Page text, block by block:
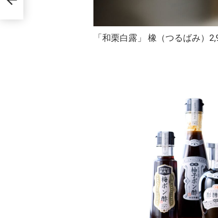
「和栗白露」 橡（つるばみ）